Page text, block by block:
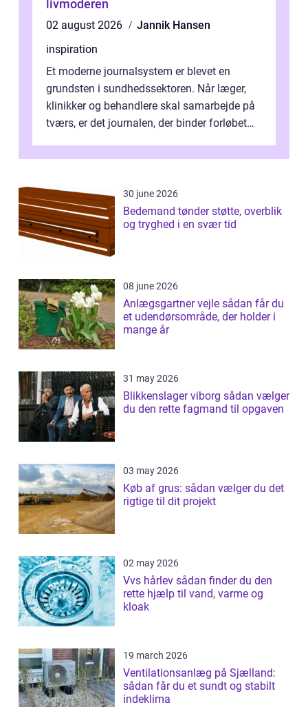
livmoderen
02 august 2026
Jannik Hansen
inspiration
Et moderne journalsystem er blevet en
grundsten i sundhedssektoren. Når læger,
klinikker og behandlere skal samarbejde på
tværs, er det journalen, der binder forløbet
30 june 2026
Bedemand tønder støtte, overblik
og tryghed i en svær tid
08 june 2026
Anlægsgartner vejle sådan får du
et udendørsområde, der holder i
mange år
31 may 2026
Blikkenslager viborg sådan vælger
du den rette fagmand til opgaven
03 may 2026
Køb af grus: sådan vælger du det
rigtige til dit projekt
02 may 2026
Vvs hårlev sådan finder du den
rette hjælp til vand, varme og
kloak
19 march 2026
Ventilationsanlæg på Sjælland:
sådan får du et sundt og stabilt
indeklima